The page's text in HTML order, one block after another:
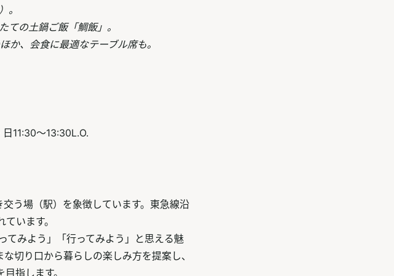
。
ての土鍋ご飯「鯛飯」。
か、会食に最適なテーブル席も。
11:30～13:30L.O.
交う場（駅）を象徴しています。東急線沿
います。
てみよう」「行ってみよう」と思える魅
切り口から暮らしの楽しみ方を提案し、
指します。